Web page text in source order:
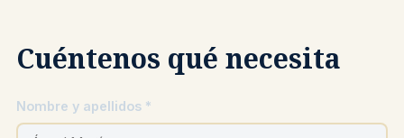
Cuéntenos qué necesita
Nombre y apellidos *